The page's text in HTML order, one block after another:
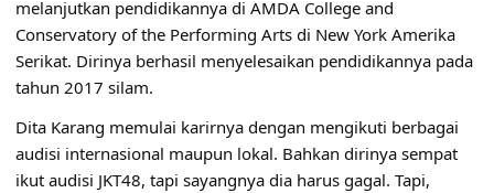
melanjutkan pendidikannya di AMDA College and
Conservatory of the Performing Arts di New York Amerika
Serikat. Dirinya berhasil menyelesaikan pendidikannya pada
tahun 2017 silam.
Dita Karang memulai karirnya dengan mengikuti berbagai
audisi internasional maupun lokal. Bahkan dirinya sempat
ikut audisi JKT48, tapi sayangnya dia harus gagal. Tapi,